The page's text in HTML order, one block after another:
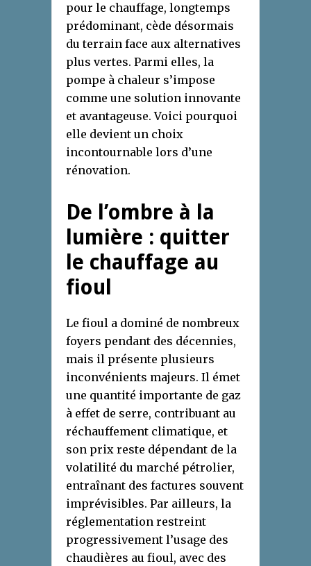
pour le chauffage, longtemps
prédominant, cède désormais
du terrain face aux alternatives
plus vertes. Parmi elles, la
pompe à chaleur s’impose
comme une solution innovante
et avantageuse. Voici pourquoi
elle devient un choix
incontournable lors d’une
rénovation.
De l’ombre à la
lumière : quitter
le chauffage au
fioul
Le fioul a dominé de nombreux
foyers pendant des décennies,
mais il présente plusieurs
inconvénients majeurs. Il émet
une quantité importante de gaz
à effet de serre, contribuant au
réchauffement climatique, et
son prix reste dépendant de la
volatilité du marché pétrolier,
entraînant des factures souvent
imprévisibles. Par ailleurs, la
réglementation restreint
progressivement l’usage des
chaudières au fioul, avec des